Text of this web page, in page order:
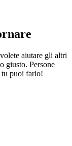
aiutare gli altri
giusto. Persone
puoi farlo!